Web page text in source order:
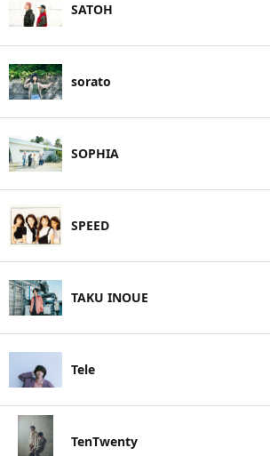
SATOH
sorato
SOPHIA
SPEED
TAKU INOUE
Tele
TenTwenty